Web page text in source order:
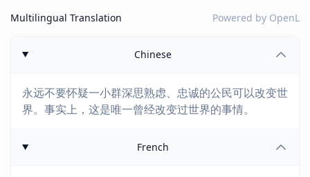
Multilingual Translation Powered by OpenL
Chinese
永远不要怀疑一小群深思熟虑、忠诚的公民可以改变世
界。事实上，这是唯一曾经改变过世界的事情。
French